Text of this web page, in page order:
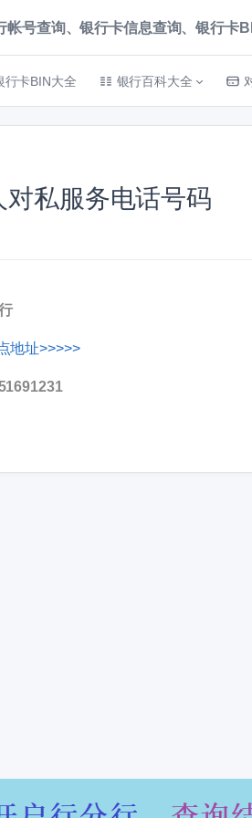
帐号查询、银行卡信息查询、银行
行卡BIN大全 银行百科大全
私服务电话号码
地址>>>>>